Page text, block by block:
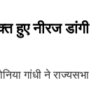
हुए नीरज डांगी
गांधी ने राज्यसभा